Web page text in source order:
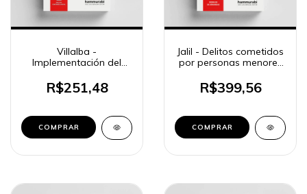
Villalba -
Implementación del
Federal
R$251,48
COMPRAR
Jalil - Delitos cometidos
por personas menores
R$399,56
COMPRAR